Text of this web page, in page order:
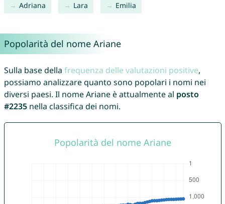
Adriana Lara Emilia
Popolarità del nome Ariane
Sulla base della frequenza delle valutazioni positive,
possiamo analizzare quanto sono popolari i nomi nei
diversi paesi. Il nome Ariane è attualmente al posto
#2235nella classifica dei nomi.